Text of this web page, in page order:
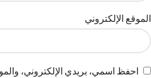
الموقع الإلكتروني
احفظ اسمي، بريدي الإلكتروني،